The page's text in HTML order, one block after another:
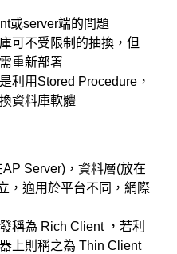
或server端的問題
可不受限制的抽換，但
重新部署
利用Stored Procedure，
資料庫軟體
Server)，資料層(放在
，適用於平台不同，網際
稱為 Rich Client ，若利
上則稱之為 Thin Client